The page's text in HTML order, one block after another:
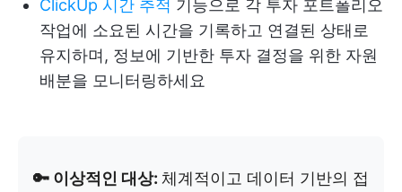
ClickUp 시간 추적 기능으로 각 투자 포트폴리오
작업에 소요된 시간을 기록하고 연결된 상태로
유지하며, 정보에 기반한 투자 결정을 위한 자원
배분을 모니터링하세요
🔑 이상적인 대상: 체계적이고 데이터 기반의 접